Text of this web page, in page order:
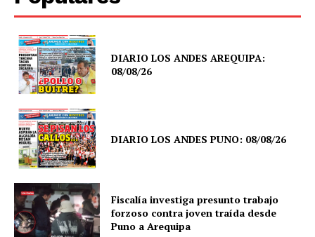
DIARIO LOS ANDES AREQUIPA:
08/08/26
DIARIO LOS ANDES PUNO: 08/08/26
Fiscalía investiga presunto trabajo
forzoso contra joven traída desde
Puno a Arequipa